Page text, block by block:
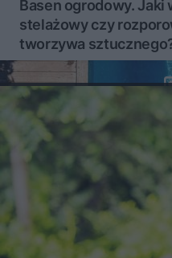
Basen ogrodowy. Jaki
stelażowy czy
tworzywa